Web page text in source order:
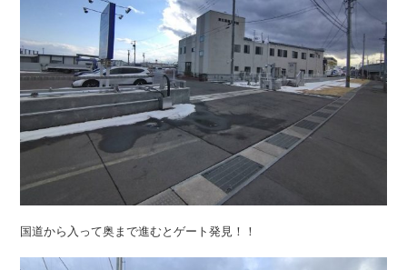
国道から入って奥まで進むとゲート発見！！